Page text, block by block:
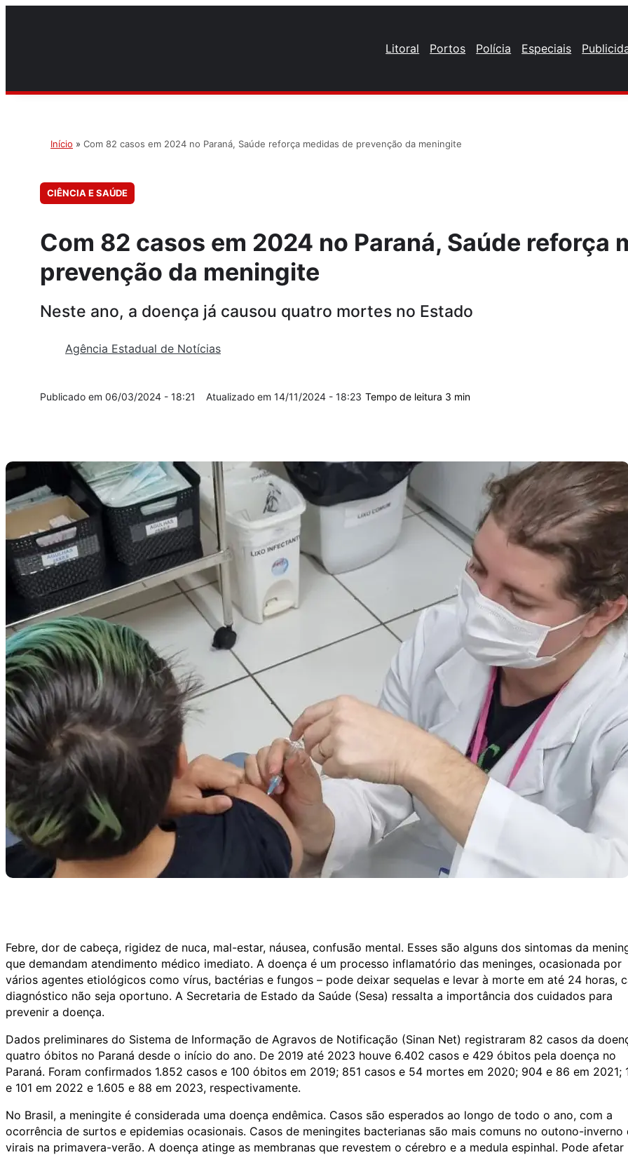
Litoral Portos Polícia Especiais
Início » Com 82 casos em 2024 no Paraná, Saúde reforça medidas de prevenção da meningite
CIÊNCIA E SAÚDE
Com 82 casos em 2024 no Paraná, Saúde reforça
prevenção da meningite
Neste ano, a doença já causou quatro mortes no Estado
Agência Estadual de Notícias
06/03/2024 - 18:21 14/11/2024 - 18:23
Febre, dor de cabeça, rigidez de nuca, mal-estar, náusea, confusão mental. Esses são alguns dos sintomas da
que demandam atendimento médico imediato. A doença é um processo inflamatório das meninges, ocasionada por
vários agentes etiológicos como vírus, bactérias e fungos – pode deixar sequelas e levar à morte em até 24 horas,
diagnóstico não seja oportuno. A Secretaria de Estado da Saúde (Sesa) ressalta a importância dos cuidados para
prevenir a doença.
Dados preliminares do Sistema de Informação de Agravos de Notificação (Sinan Net) registraram 82 casos da
quatro óbitos no Paraná desde o início do ano. De 2019 até 2023 houve 6.402 casos e 429 óbitos pela doença no
Paraná. Foram confirmados 1.852 casos e 100 óbitos em 2019; 851 casos e 54 mortes em 2020; 904 e 86 em 2021;
e 101 em 2022 e 1.605 e 88 em 2023, respectivamente.
No Brasil, a meningite é considerada uma doença endêmica. Casos são esperados ao longo de todo o ano, com a
ocorrência de surtos e epidemias ocasionais. Casos de meningites bacterianas são mais comuns no outono-inverno
virais na primavera-verão. A doença atinge as membranas que revestem o cérebro e a medula espinhal. Pode afetar